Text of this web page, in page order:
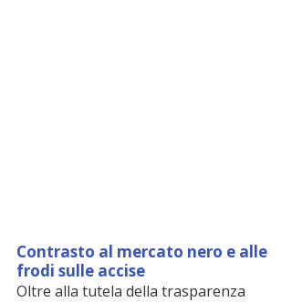
Contrasto al mercato nero e alle
frodi sulle accise
Oltre alla tutela della trasparenza